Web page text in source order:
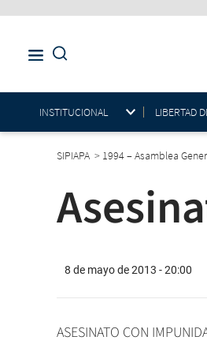
INSTITUCIONAL LIBERTAD
SIPIAPA > 1994 – Asamblea
8 de mayo de 2013 - 20:00
ASESINATO CON